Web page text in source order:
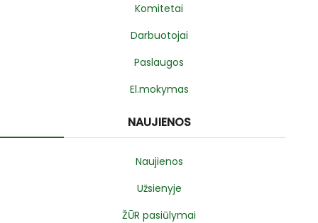
Komitetai
Darbuotojai
Paslaugos
El.mokymas
NAUJIENOS
Naujienos
Užsienyje
ŽŪR pasiūlymai